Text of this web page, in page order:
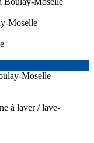
Moselle
Moselle
à laver / lave-